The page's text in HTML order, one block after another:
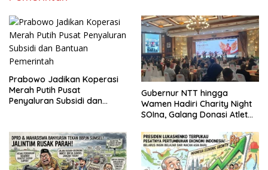
Prabowo Jadikan Koperasi
Merah Putih Pusat
Penyaluran Subsidi dan
Gubernur NTT hingga
Wamen Hadiri Charity Night
SOIna, Galang Donasi Atlet